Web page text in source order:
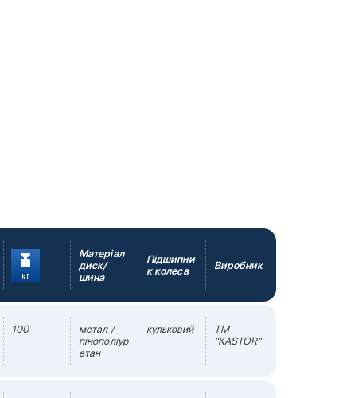
Матеріал
диск/
шина
Підшипни
к колеса
Виробник
100
метал /
пінополіур
етан
кульковий
TM
"KASTOR"